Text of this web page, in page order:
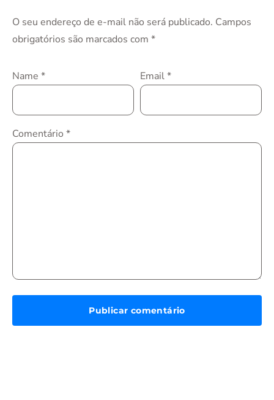
O seu endereço de e-mail não será publicado. Campos
obrigatórios são marcados com *
Name * Email*
Comentário *